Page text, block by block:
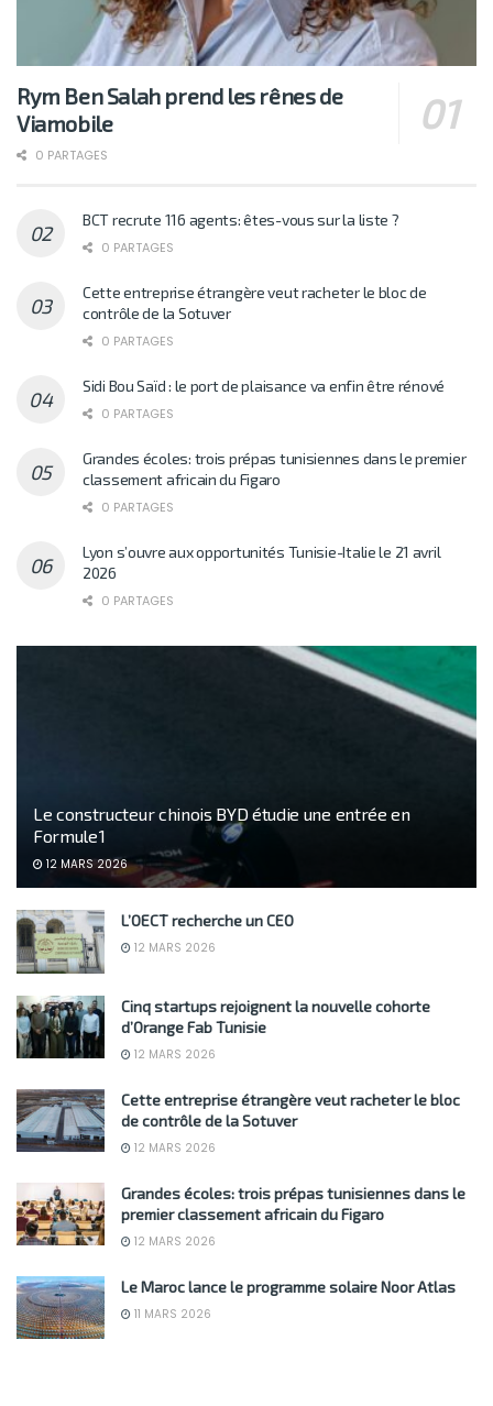
Rym Ben Salah prend les rênes de
Viamobile
0 PARTAGES
BCT recrute 116 agents: êtes-vous sur la liste ?
0 PARTAGES
Cette entreprise étrangère veut racheter le bloc de
contrôle de la Sotuver
0 PARTAGES
Sidi Bou Saïd : le port de plaisance va enfin être rénové
0 PARTAGES
Grandes écoles: trois prépas tunisiennes dans le premier
classement africain du Figaro
0 PARTAGES
Lyon s’ouvre aux opportunités Tunisie-Italie le 21 avril
2026
0 PARTAGES
Le constructeur chinois BYD étudie une entrée en
Formule 1
12 MARS 2026
L’OECT recherche un CEO
12 MARS 2026
Cinq startups rejoignent la nouvelle cohorte
d’Orange Fab Tunisie
12 MARS 2026
Cette entreprise étrangère veut racheter le bloc
de contrôle de la Sotuver
12 MARS 2026
Grandes écoles: trois prépas tunisiennes dans le
premier classement africain du Figaro
12 MARS 2026
Le Maroc lance le programme solaire Noor Atlas
11 MARS 2026